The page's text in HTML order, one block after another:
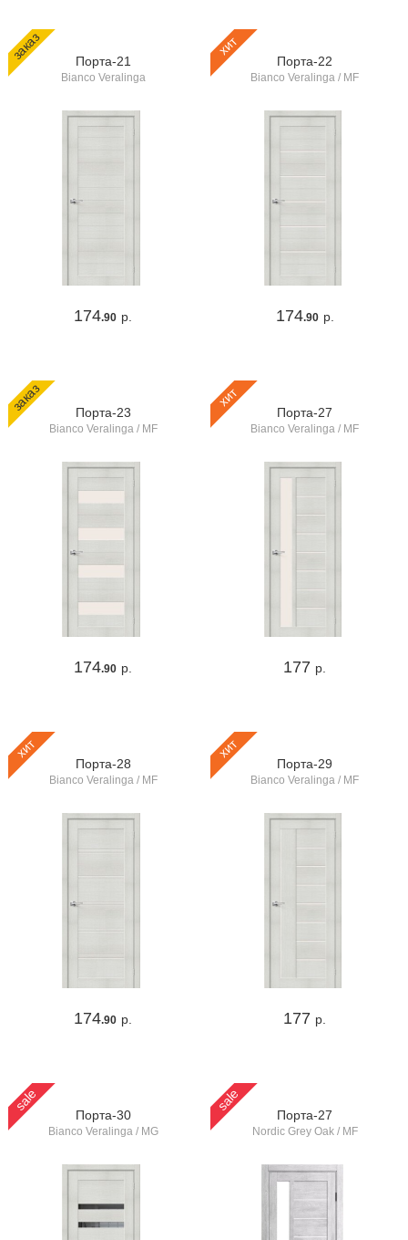
заказ Порта-21
Bianco Veralinga
174.90 р.
хит
Порта-22
Bianco Veralinga / MF
174.90 р.
заказ Порта-23
Bianco Veralinga / MF
174.90 р.
хит
Порта-27
Bianco Veralinga / MF
177 р.
хит
Порта-28
Bianco Veralinga / MF
174.90 р.
хит
Порта-29
Bianco Veralinga / MF
177 р.
sale
Порта-30
Bianco Veralinga / MG
sale
Порта-27
Nordic Grey Oak / MF